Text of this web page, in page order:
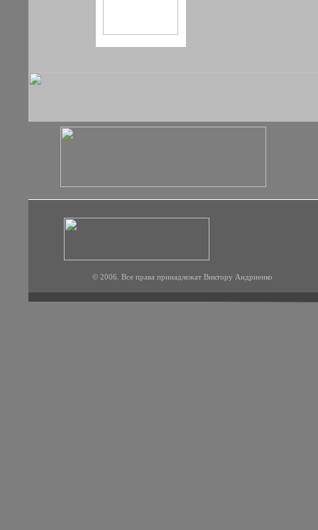
© 2006. Все права принадлежат Виктору Андриенко